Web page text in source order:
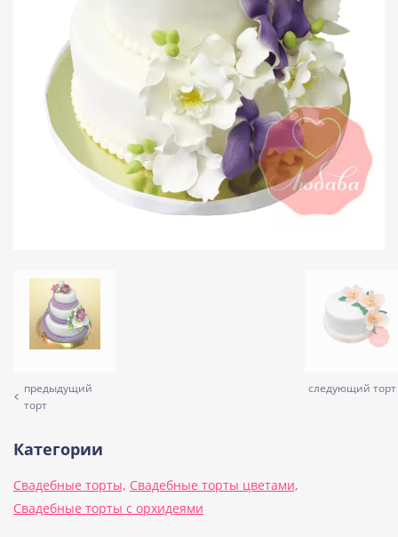
предыдущий
торт
следующий торт
Категории
Свадебные торты, Свадебные торты цветами,
Свадебные торты с орхидеями